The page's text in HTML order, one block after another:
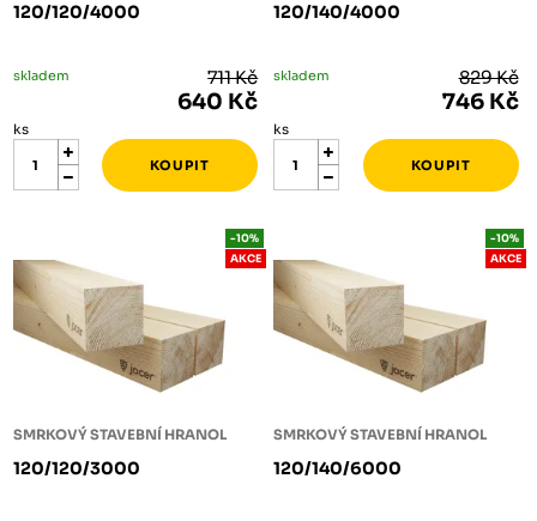
120/120/4000
skladem 711 Kč
640 Kč
ks
120/140/4000
skladem 829 Kč
746 Kč
ks
SMRKOVÝ STAVEBNÍ HRANOL
120/120/3000
-10%
AKCE
SMRKOVÝ STAVEBNÍ HRANOL
120/140/6000
-10%
AKCE